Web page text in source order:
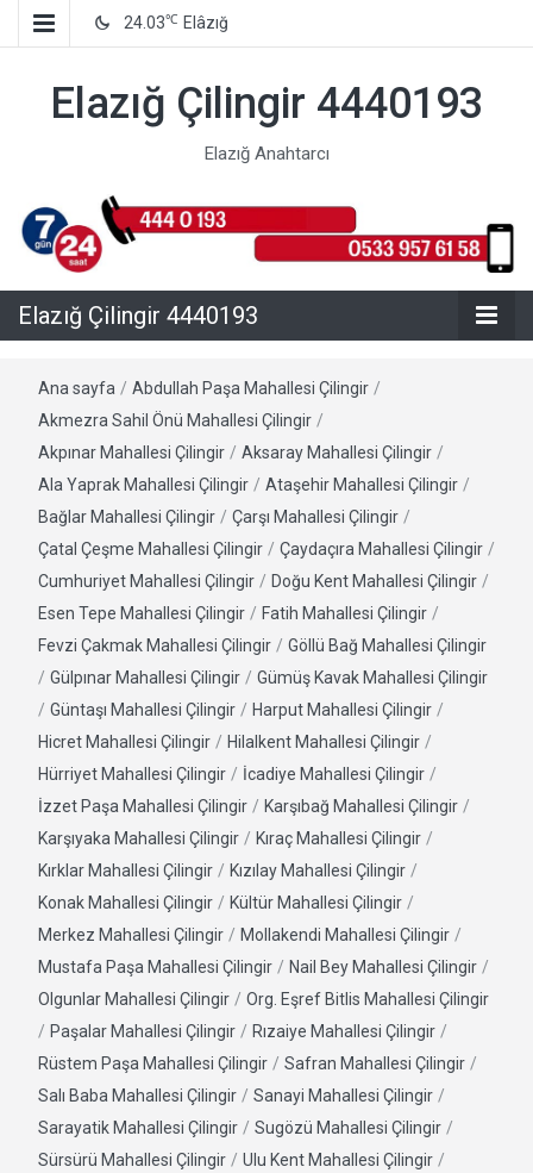
24.03℃ Elâzığ
Elazığ Çilingir 4440193
Elazığ Anahtarcı
Elazığ Çilingir 4440193
Ana sayfa / Abdullah Paşa Mahallesi Çilingir /
Akmezra Sahil Önü Mahallesi Çilingir /
Akpınar Mahallesi Çilingir / Aksaray Mahallesi Çilingir /
Ala Yaprak Mahallesi Çilingir / Ataşehir Mahallesi Çilingir /
Bağlar Mahallesi Çilingir / Çarşı Mahallesi Çilingir /
Çatal Çeşme Mahallesi Çilingir / Çaydaçıra Mahallesi Çilingir /
Cumhuriyet Mahallesi Çilingir / Doğu Kent Mahallesi Çilingir /
Esen Tepe Mahallesi Çilingir / Fatih Mahallesi Çilingir /
Fevzi Çakmak Mahallesi Çilingir / Göllü Bağ Mahallesi Çilingir
/ Gülpınar Mahallesi Çilingir / Gümüş Kavak Mahallesi Çilingir
/ Güntaşı Mahallesi Çilingir / Harput Mahallesi Çilingir /
Hicret Mahallesi Çilingir / Hilalkent Mahallesi Çilingir /
Hürriyet Mahallesi Çilingir / İcadiye Mahallesi Çilingir /
İzzet Paşa Mahallesi Çilingir / Karşıbağ Mahallesi Çilingir /
Karşıyaka Mahallesi Çilingir / Kıraç Mahallesi Çilingir /
Kırklar Mahallesi Çilingir / Kızılay Mahallesi Çilingir /
Konak Mahallesi Çilingir / Kültür Mahallesi Çilingir /
Merkez Mahallesi Çilingir / Mollakendi Mahallesi Çilingir /
Mustafa Paşa Mahallesi Çilingir / Nail Bey Mahallesi Çilingir /
Olgunlar Mahallesi Çilingir / Org. Eşref Bitlis Mahallesi Çilingir
/ Paşalar Mahallesi Çilingir / Rızaiye Mahallesi Çilingir /
Rüstem Paşa Mahallesi Çilingir / Safran Mahallesi Çilingir /
Salı Baba Mahallesi Çilingir / Sanayi Mahallesi Çilingir /
Sarayatik Mahallesi Çilingir / Sugözü Mahallesi Çilingir /
Sürsürü Mahallesi Çilingir / Ulu Kent Mahallesi Çilingir /